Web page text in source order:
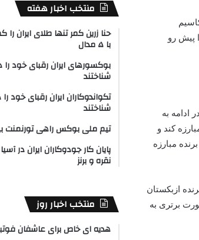
پیش رو
در ادامه به
مبارزه کند و
مبارزه
برنده ازبکستان
برتری به
منتخب اخبار هفته
حنا زرین کمر تنها طلای ایران
با ۵ مدال
بوکسورهای ایران رقبای خود را
شناختند
تکواندوکاران ایران رقبای خود
شناختند
تیم ملی بوکس راهی تورنمنت
نقره و برنز
منتخب اخبار روز
هدیه ای خاص برای عاشفان